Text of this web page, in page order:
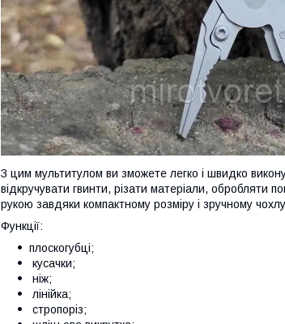
З цим мультитулом ви зможете легко і швидко
відкручувати гвинти, різати матеріали, обробляти
рукою завдяки компактному розміру і зручному
Функції:
плоскогубці;
кусачки;
ніж;
лінійка;
стропоріз;